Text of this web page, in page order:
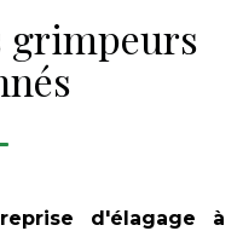
grimpeurs
d'élagage à